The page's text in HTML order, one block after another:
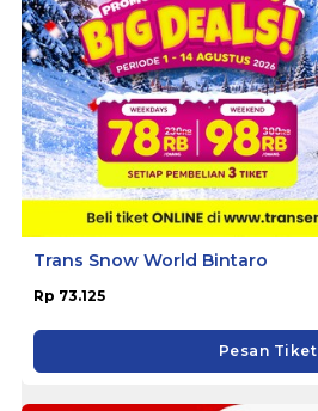
Trans Snow World Bintaro
Rp 73.125
Pesan Tiket